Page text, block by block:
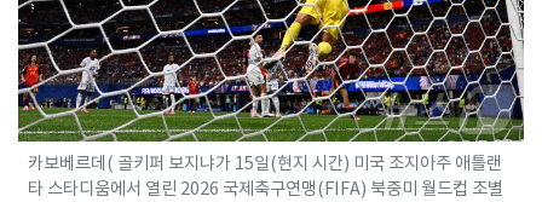
카보베르데( 골키퍼 보지냐가 15일(현지 시간) 미국 조지아주 애틀랜
타 스타디움에서 열린 2026 국제축구연맹(FIFA) 북중미 월드컵 조별